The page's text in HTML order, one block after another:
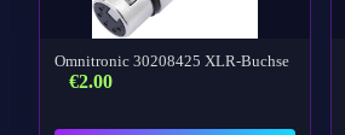
Omnitronic 30208425 XLR-Buchse
€2.00